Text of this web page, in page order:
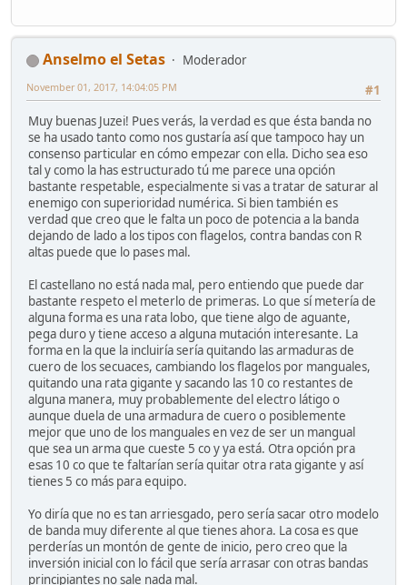
Anselmo el Setas
Moderador
#1
November 01, 2017, 14:04:05 PM
Muy buenas Juzei! Pues verás, la verdad es que ésta banda no
se ha usado tanto como nos gustaría así que tampoco hay un
consenso particular en cómo empezar con ella. Dicho sea eso
tal y como la has estructurado tú me parece una opción
bastante respetable, especialmente si vas a tratar de saturar al
enemigo con superioridad numérica. Si bien también es
verdad que creo que le falta un poco de potencia a la banda
dejando de lado a los tipos con flagelos, contra bandas con R
altas puede que lo pases mal.
El castellano no está nada mal, pero entiendo que puede dar
bastante respeto el meterlo de primeras. Lo que sí metería de
alguna forma es una rata lobo, que tiene algo de aguante,
pega duro y tiene acceso a alguna mutación interesante. La
forma en la que la incluiría sería quitando las armaduras de
cuero de los secuaces, cambiando los flagelos por manguales,
quitando una rata gigante y sacando las 10 co restantes de
alguna manera, muy probablemente del electro látigo o
aunque duela de una armadura de cuero o posiblemente
mejor que uno de los manguales en vez de ser un mangual
que sea un arma que cueste 5 co y ya está. Otra opción pra
esas 10 co que te faltarían sería quitar otra rata gigante y así
tienes 5 co más para equipo.
Yo diría que no es tan arriesgado, pero sería sacar otro modelo
de banda muy diferente al que tienes ahora. La cosa es que
perderías un montón de gente de inicio, pero creo que la
inversión inicial con lo fácil que sería arrasar con otras bandas
principiantes no sale nada mal.